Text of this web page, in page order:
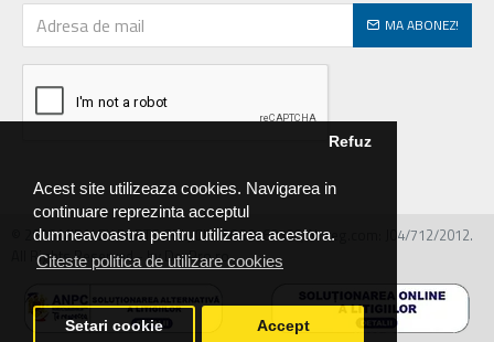
Acest site utilizeaza cookies. Navigarea in
continuare reprezinta acceptul
dumneavoastra pentru utilizarea acestora.
Citeste politica de utilizare cookies
Refuz
Setari cookie Accept
MA ABONEZ!
© 2026 MIRALEX PARTS SRL, CIF: RO30468586, Nr.reg.com: J04/712/2012.
All Rights Reserved - by DevPro.ro